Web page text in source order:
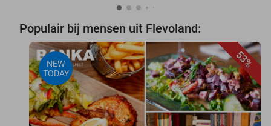
Populair bij mensen uit Flevoland:
53%
NEW
TODAY